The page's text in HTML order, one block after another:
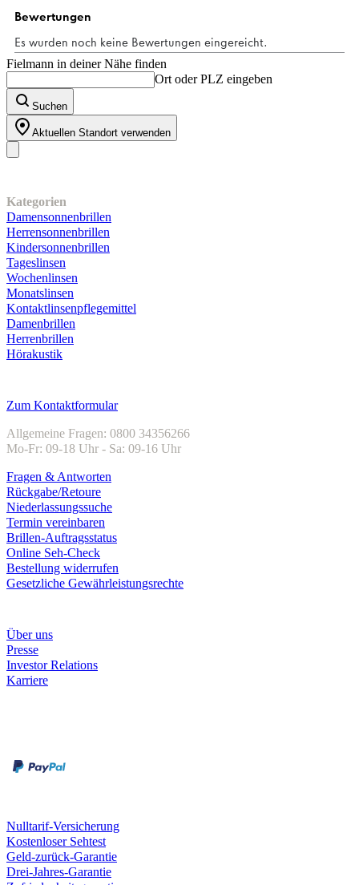
Bewertung
Fielmann in deiner Nähe finden
Ort oder PLZ eingeben
Suchen
Aktuellen Standort verwenden
Kategorien
Damensonnenbrillen
Herrensonnenbrillen
Kindersonnenbrillen
Tageslinsen
Wochenlinsen
Monatslinsen
Kontaktlinsenpflegemittel
Damenbrillen
Herrenbrillen
Hörakustik
Zum Kontaktformular
Allgemeine Fragen: 0800 34356266
Mo-Fr: 09-18 Uhr - Sa: 09-16 Uhr
Fragen & Antworten
Rückgabe/Retoure
Niederlassungssuche
Termin vereinbaren
Brillen-Auftragsstatus
Online Seh-Check
Bestellung widerrufen
Gesetzliche Gewährleistungsrechte
Über uns
Presse
Investor Relations
Karriere
Nulltarif-Versicherung
Kostenloser Sehtest
Geld-zurück-Garantie
Drei-Jahres-Garantie